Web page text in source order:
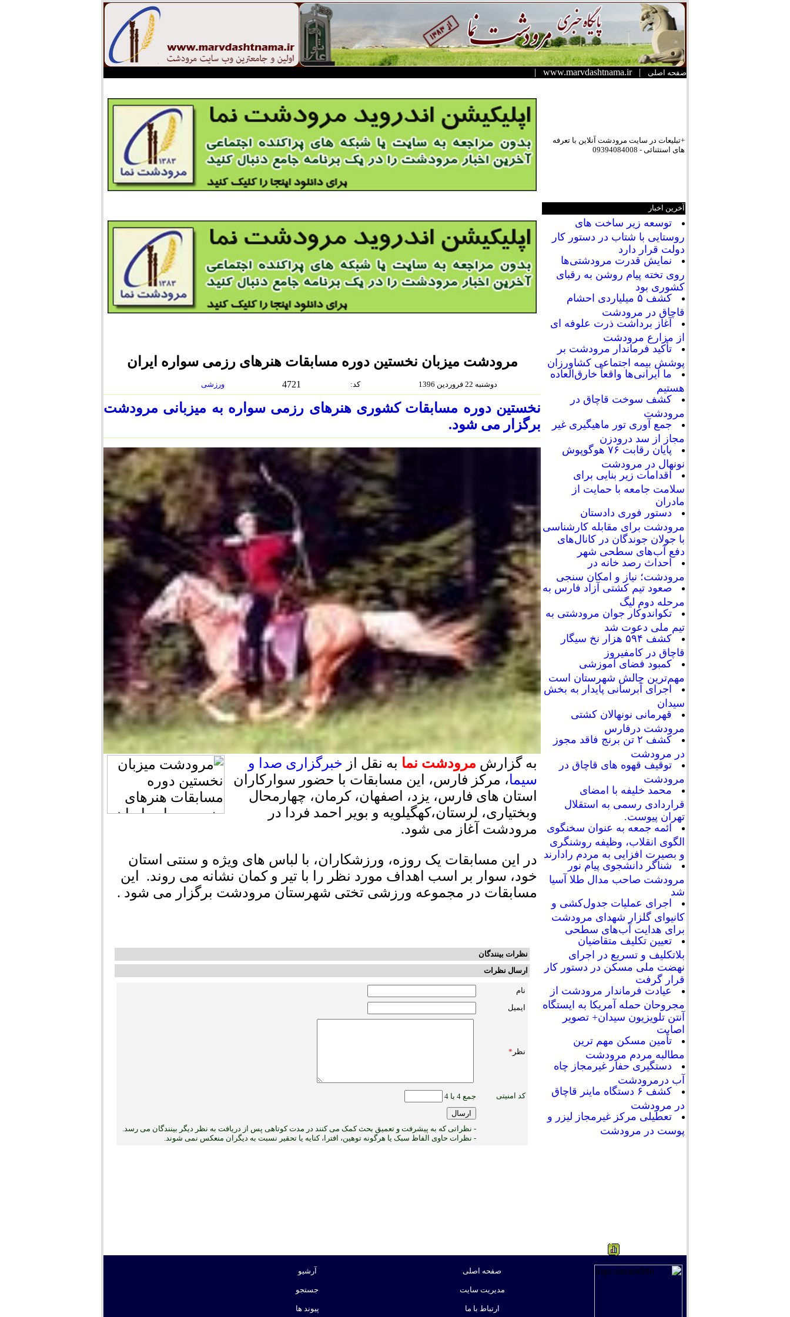
صفحه اصلی |
www.marvdashtnama.ir
|
+تبلیعات در سایت مرودشت آنلاین با تعرفه
های استثنائی - 09394084008
آخرین اخبار
توسعه زیر ساخت های
روستایی با شتاب در دستور کار
دولت قرار دارد
نمایش قدرت مرودشتی‌ها
روی تخته پیام روشن به رقبای
کشوری بود
کشف ۵ میلیاردی احشام
قاچاق در مرودشت
آغاز برداشت ذرت علوفه ای
از مزارع مرودشت
تأکید فرماندار مرودشت بر
پوشش بیمه اجتماعی کشاورزان
ما ایرانی‌ها واقعاً خارق‌العاده
هستیم
کشف سوخت قاچاق در
مرودشت
جمع آوری تور ماهیگیری غیر
مجاز از سد درودزن
پایان رقابت‌ ۷۶ هوگوپوش
نونهال در مرودشت
اقدامات زیر بنایی برای
سلامت جامعه با حمایت از
مادران
دستور فوری دادستان
مرودشت برای مقابله کارشناسی
با جولان جوندگان در کانال‌های
دفع آب‌های سطحی شهر
احداث رصد خانه در
مرودشت؛ نیاز و امکان سنجی
صعود تیم کشتی آزاد فارس به
مرحله دوم لیگ
تکواندوکار جوان مرودشتی به
تیم ملی دعوت شد
کشف ۵۹۴ هزار نخ سیگار
قاچاق در کامفیروز
کمبود فضای آموزشی
مهم‌ترین چالش شهرستان است
اجرای آبرسانی پایدار به بخش
سیدان
قهرمانی نونهالان کشتی
مرودشت درفارس
کشف ۲ تن برنج فاقد مجوز
در مرودشت
توقیف قهوه های قاچاق در
مرودشت
محمد خلیفه با امضای
قراردادی رسمی به استقلال
تهران پیوست.
ائمه جمعه به عنوان سخنگوی
الگوی انقلاب، وظیفه روشنگری
و بصیرت افزایی به مردم رادارند
شناگر دانشجوی پیام نور
مرودشت صاحب مدال طلا آسیا
شد
اجرای عملیات جدول‌کشی و
کانیوای گلزار شهدای مرودشت
برای هدایت آب‌های سطحی
تعیین تکلیف متقاضیان
بلاتکلیف و تسریع در اجرای
نهضت ملی مسکن در دستور کار
قرار گرفت
عیادت فرماندار مرودشت از
مجروحان حمله آمریکا به ایستگاه
آنتن تلویزیون سیدان+ تصویر
اصابت
تأمین مسکن مهم ترین
مطالبه مردم مرودشت
دستگیری حفار غیرمجاز چاه
آب درمرودشت
کشف ۶ دستگاه ماینر قاچاق
در مرودشت
تعطیلی مرکز غیرمجاز لیزر و
پوست در مرودشت
مرودشت میزبان نخستین دوره مسابقات هنرهای رزمی سواره ایران
4721 :كد دوشنبه 22 فروردين 1396
نخستین دوره مسابقات کشوری هنرهای رزمی سواره به میزبانی مرودشت
برگزار می شود.
به گزارش مرودشت نما به نقل از خبرگزاری صدا و
سیما، مرکز فارس، این مسابقات با حضور سوارکاران
استان های فارس، یزد، اصفهان، کرمان، چهارمحال
وبختیاری، لرستان،کهگیلویه و بویر احمد فردا در
مرودشت آغاز می شود.
در این مسابقات یک روزه، ورزشکاران، با لباس های ویژه و سنتی استان
خود، سوار بر اسب اهداف مورد نظر را با تیر و کمان نشانه می روند. این
مسابقات در مجموعه ورزشی تختی شهرستان مرودشت برگزار می شود .
نظرات بینندگان
ارسال نظرات
نام
ایمیل
نظر *
کد امنیتی جمع 4 با 4
- نظراتی که به پیشرفت و تعمیق بحث کمک می کنند در مدت کوتاهی پس از دریافت به نظر دیگر بینندگان می رسد.
- نظرات حاوی الفاظ سبک یا هرگونه توهین، افترا، کنایه یا تحقیر نسبت به دیگران منعکس نمی ‏شوند.
صفحه اصلی
مدیریت سایت
ارتباط با ما
آرشیو
جستجو
پیوند ها